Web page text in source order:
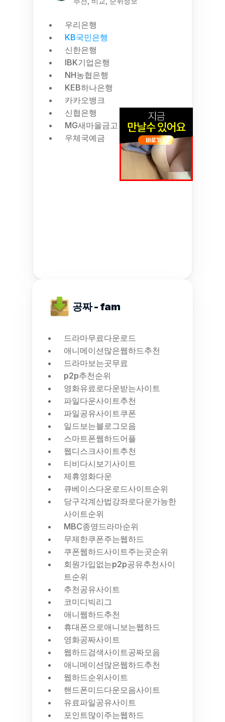
우리은행
KB국민은행
신한은행
IBK기업은행
NH농협은행
KEB하나은행
카카오뱅크
신협은행
MG새마을금고
우체국예금
공짜 - fam
드라마무료다운로드
애니메이션많은웹하드추천
드라마보는곳무료
p2p추천순위
영화유료로다운받는사이트
파일다운사이트추천
파일공유사이트쿠폰
일드보는블로그모음
스마트폰웹하드어플
웹디스크사이트추천
티비다시보기사이트
제휴영화다운
큐베이스다운로드사이트순위
당구각계산법강좌로다운가능한
사이트순위
MBC종영드라마순위
무제한쿠폰주는웹하드
쿠폰웹하드사이트주는곳순위
회원가입없는p2p공유추천사이
트순위
추천공유사이트
코미디빅리그
애니웹하드추천
휴대폰으로애니보는웹하드
영화공짜사이트
웹하드검색사이트공짜모음
애니메이션많은웹하드추천
웹하드순위사이트
핸드폰미드다운모음사이트
유료파일공유사이트
포인트많이주는웹하드